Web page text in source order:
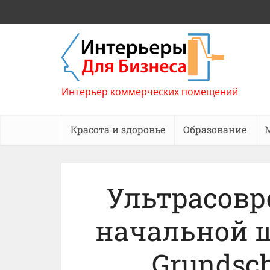
Интерьер коммерческих помещений
Красота и здоровье Образование
начальной